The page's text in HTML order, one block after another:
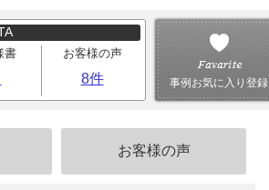
書 お客様の声
8件 事例お気に入り登録
お客様の声